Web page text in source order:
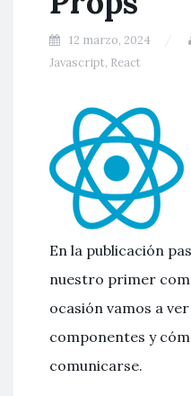
12 marzo, 2024
Javascript, React
En la publicación
nuestro primer
ocasión vamos a
componentes y
comunicarse.